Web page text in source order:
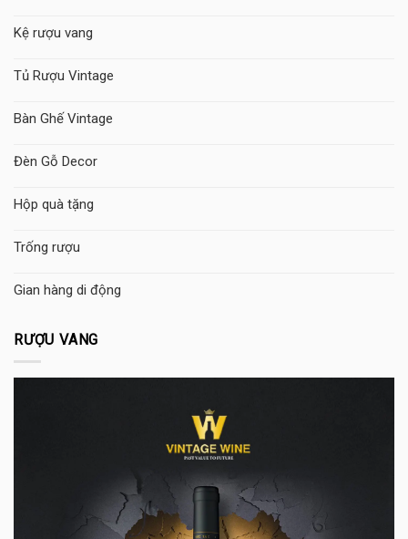
Kệ rượu vang
Tủ Rượu Vintage
Bàn Ghế Vintage
Đèn Gỗ Decor
Hộp quà tặng
Trống rượu
Gian hàng di động
RƯỢU VANG